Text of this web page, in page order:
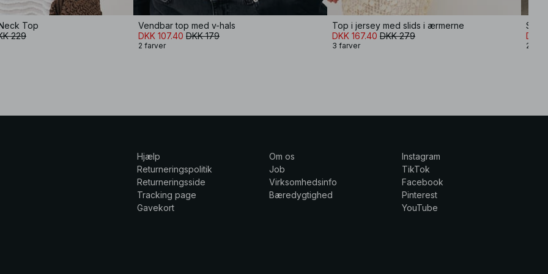
Top
229
Vendbar top med v-hals
DKK 107.40 DKK 179
2 farver
Top i jersey med slids i ærmerne
DKK 167.40 DKK 279
3 farver
DKK
2
Hjælp
Returneringspolitik
Returneringsside
Tracking page
Gavekort
Om os
Job
Virksomhedsinfo
Bæredygtighed
Instagram
TikTok
Facebook
Pinterest
YouTube